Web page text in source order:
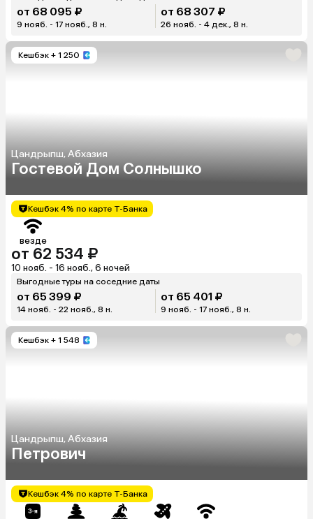
от 68 095 ₽
9 нояб. - 17 нояб., 8 н.
от 68 307 ₽
26 нояб. - 4 дек., 8 н.
Кешбэк + 1 250
Цандрыпш, Абхазия
Гостевой Дом Солнышко
Кешбэк 4% по карте Т-Банка
везде
от 62 534 ₽
10 нояб. - 16 нояб., 6 ночей
Выгодные туры на соседние даты
от 65 399 ₽
14 нояб. - 22 нояб., 8 н.
от 65 401 ₽
9 нояб. - 17 нояб., 8 н.
Кешбэк + 1 548
Цандрыпш, Абхазия
Петрович
Кешбэк 4% по карте Т-Банка